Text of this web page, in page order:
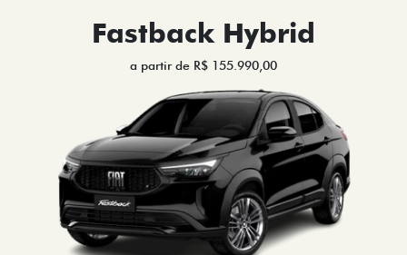
Fastback Hybrid
a partir de R$ 155.990,00